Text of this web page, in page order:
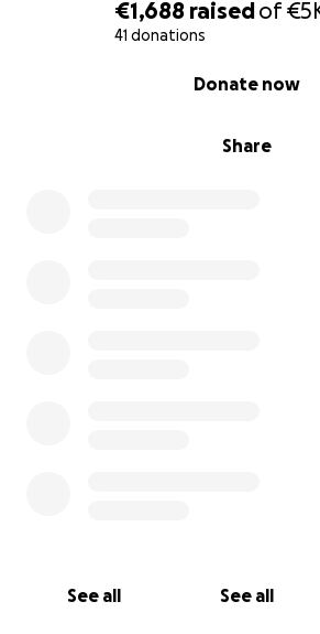
€1,688 raisedof
41 donations
Share
Donate now
See all See all
die Möglichkeit, diesen Ort
Wenn du mehr über uns erfahren